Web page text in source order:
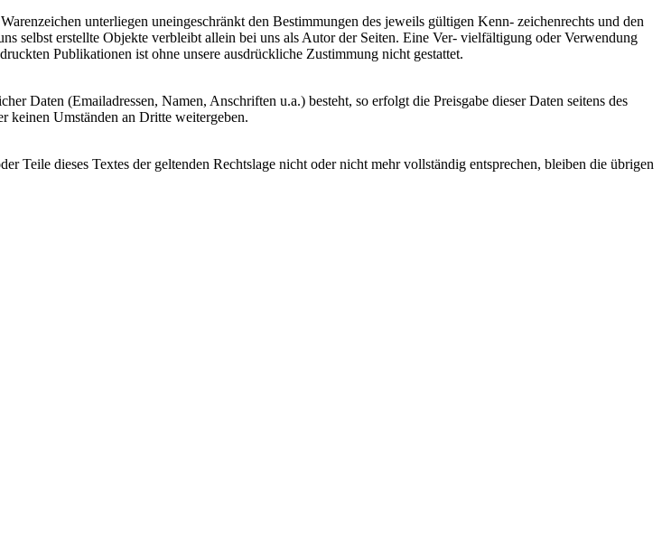
unterliegen uneingeschränkt den Bestimmungen des jeweils gültigen Kenn- zeichenrechts und den
selbst erstellte Objekte verbleibt allein bei uns als Autor der Seiten. Eine Ver- vielfältigung oder Verwendung
Publikationen ist ohne unsere ausdrückliche Zustimmung nicht gestattet.
Daten (Emailadressen, Namen, Anschriften u.a.) besteht, so erfolgt die Preisgabe dieser Daten seitens des
keinen Umständen an Dritte weitergeben.
Teile dieses Textes der geltenden Rechtslage nicht oder nicht mehr vollständig entsprechen, bleiben die übrigen